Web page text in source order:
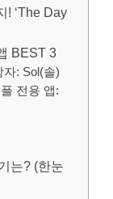
! ‘The Day
BEST 3
자: Sol(솔)
전용 앱:
는? (한눈